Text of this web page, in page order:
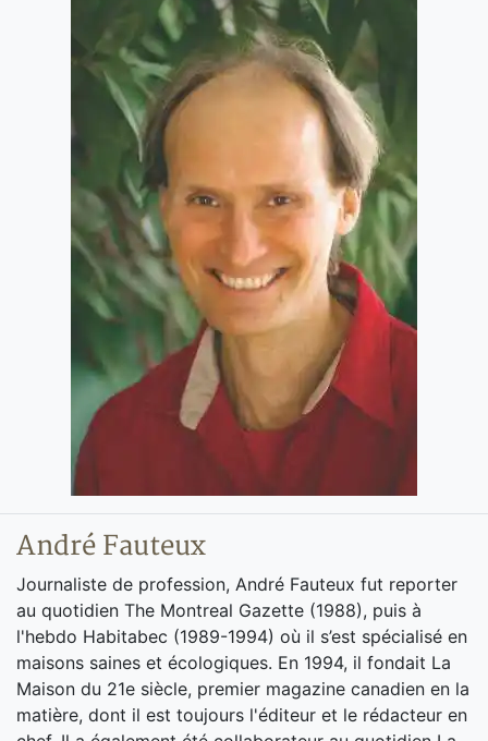
André Fauteux
Journaliste de profession, André Fauteux fut reporter
au quotidien The Montreal Gazette (1988), puis à
l'hebdo Habitabec (1989-1994) où il s’est spécialisé en
maisons saines et écologiques. En 1994, il fondait La
Maison du 21e siècle, premier magazine canadien en la
matière, dont il est toujours l'éditeur et le rédacteur en